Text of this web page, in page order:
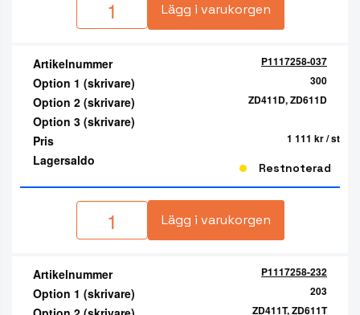
Lägg i varukorgen
Artikelnummer P1117258-037
Option 1 (skrivare) 300
Option 2 (skrivare) ZD411D, ZD611D
Option 3 (skrivare)
Pris
1 111 kr/ st
Lagersaldo Restnoterad
Lägg i varukorgen
Artikelnummer P1117258-232
Option 1 (skrivare) 203
ZD411T, ZD611T